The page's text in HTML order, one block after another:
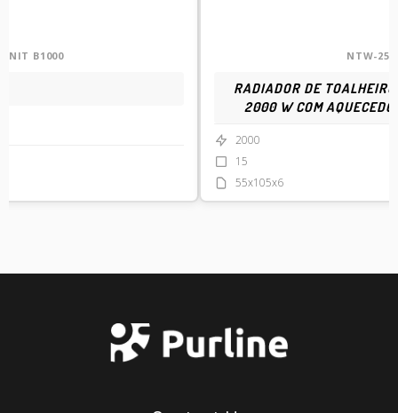
B1000 NTW-25
RADIADOR DE
2000 W COM
2000
15
55x105x6